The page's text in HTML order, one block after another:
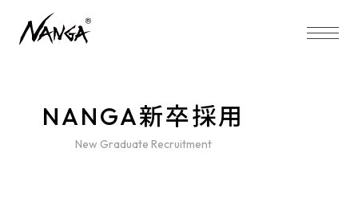
NANGA新卒採用
New Graduate Recruitment